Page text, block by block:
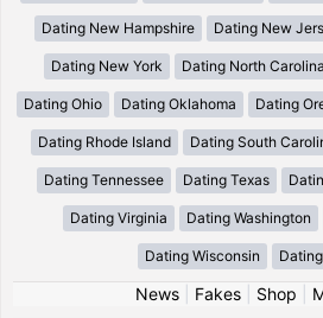
Dating New Hampshire Dating New
Dating New York Dating North Carolina
Dating Ohio Dating Oklahoma Dating
Dating Rhode Island Dating South
Dating Tennessee Dating Texas
Dating Virginia Dating Washington
Dating Wisconsin
News| Fakes| Shop